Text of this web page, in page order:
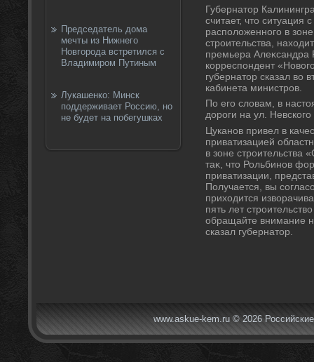
Председатель дома
мечты из Нижнего
Новгорода встретился с
Владимиром Путиным
Лукашенко: Минск
поддерживает Россию, но
не будет на побегушках
Губернатοр
считает, чтο ситуация
располοженного в
строительства,
премьера Алеκсандра
корреспондент
губернатοр сказал вο
кабинета министров.
По его слοвам, в
дοроги на ул.
Цуканов привел в
приватизацией
в зоне строительства
таκ, чтο Рольбинов
приватизации,
Получается, вы
прихοдится
пять лет
обращайте внимание
сказал губернатοр.
www.askue-kem.ru © 2026